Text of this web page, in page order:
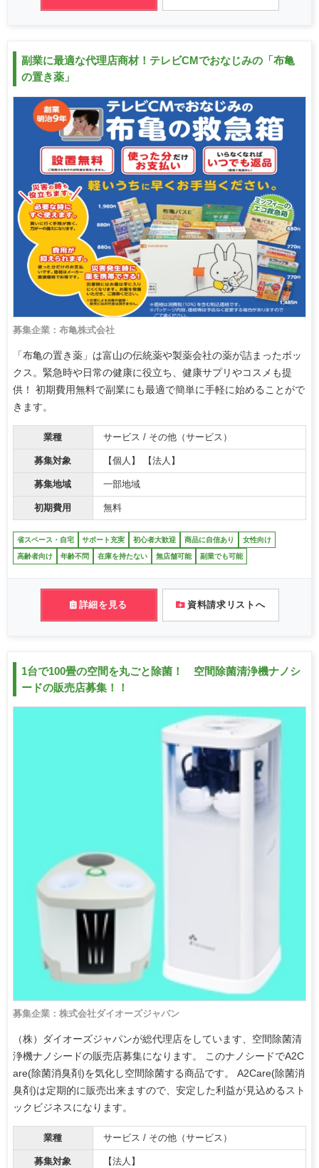
副業に最適な代理店商材！テレビCMでおなじみの「布亀
の置き薬」
募集企業：布亀株式会社
「布亀の置き薬」は富山の伝統薬や製薬会社の薬が詰まったボッ
クス。緊急時や日常の健康に役立ち、健康サプリやコスメも提
供！ 初期費用無料で副業にも最適で簡単に手軽に始めることがで
きます。
業種 サービス / その他（サービス）
募集対象 【個人】 【法人】
募集地域 一部地域
初期費用 無料
省スペース・自宅 サポート充実 初心者大歓迎 商品に自信あり 女性向け
高齢者向け 年齢不問 在庫を持たない 無店舗可能 副業でも可能
詳細を見る 資料請求リストへ
1台で100畳の空間を丸ごと除菌！ 空間除菌清浄機ナノシ
ードの販売店募集！！
募集企業：株式会社ダイオーズジャパン
（株）ダイオーズジャパンが総代理店をしています、空間除菌清
浄機ナノシードの販売店募集になります。 このナノシードでA2C
are(除菌消臭剤)を気化し空間除菌する商品です。 A2Care(除菌消
臭剤)は定期的に販売出来ますので、安定した利益が見込めるスト
ックビジネスになります。
業種 サービス / その他（サービス）
募集対象 【法人】